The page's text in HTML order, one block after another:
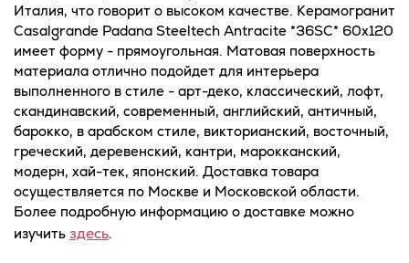
Италия, что говорит о высоком качестве. Керамогранит
Casalgrande Padana Steeltech Antracite *36SC* 60x120
имеет форму - прямоугольная. Матовая поверхность
материала отлично подойдет для интерьера
выполненного в стиле - арт-деко, классический, лофт,
скандинавский, современный, английский, античный,
барокко, в арабском стиле, викторианский, восточный,
греческий, деревенский, кантри, марокканский,
модерн, хай-тек, японский. Доставка товара
осуществляется по Москве и Московской области.
Более подробную информацию о доставке можно
изучить здесь.